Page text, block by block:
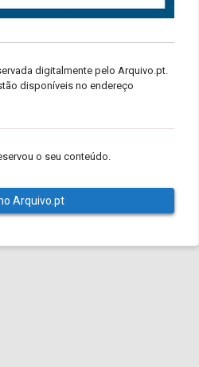
digitalmente pelo Arquivo.pt.
disponíveis no endereço
o seu conteúdo.
Arquivo.pt